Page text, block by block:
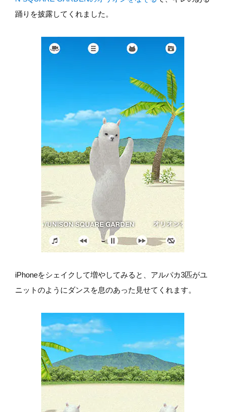
踊りを披露してくれました。
iPhoneをシェイクして増やしてみると、アルパカ3匹がユ
ニットのようにダンスを息のあった見せてくれます。